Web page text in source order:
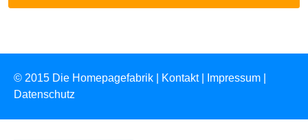
© 2015 Die Homepagefabrik Kontakt| Impressum
Datenschutz